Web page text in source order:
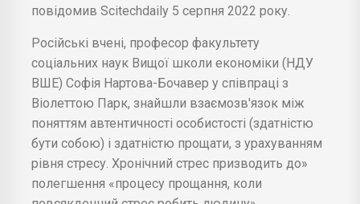
повідомив Scitechdaily 5 серпня 2022 року.
Російські вчені, професор факультету
соціальних наук Вищої школи економіки (НДУ
ВШЕ) Софія Нартова-Бочавер у співпраці з
Віолеттою Парк, знайшли взаємозв'язок між
поняттям автентичності особистості (здатністю
бути собою) і здатністю прощати, з урахуванням
рівня стресу. Хронічний стрес призводить до»
полегшення «процесу прощання, коли